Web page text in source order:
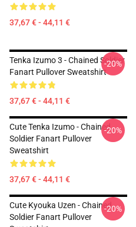
37,67 € - 44,11 €
Tenka Izumo 3 - Chained Soldier
Fanart Pullover Sweatshirt
37,67 € - 44,11 €
-20%
Cute Tenka Izumo - Chained
Soldier Fanart Pullover
Sweatshirt
37,67 € - 44,11 €
-20%
Cute Kyouka Uzen - Chained
Soldier Fanart Pullover
-20%